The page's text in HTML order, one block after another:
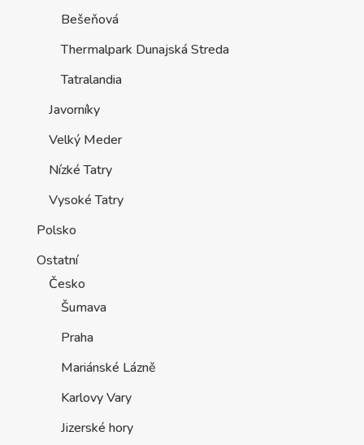
Bešeňová
Thermalpark Dunajská Streda
Tatralandia
Javorníky
Velký Meder
Nízké Tatry
Vysoké Tatry
Polsko
Ostatní
Česko
Šumava
Praha
Mariánské Lázně
Karlovy Vary
Jizerské hory